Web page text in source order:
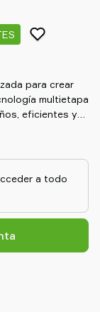
para crear
multietapa
eficientes y
permite el
el
Su bajo peso lo
punto de
place" de
de dos etapas
y el
alto caudal
de tres
Los cartuchos
a todo